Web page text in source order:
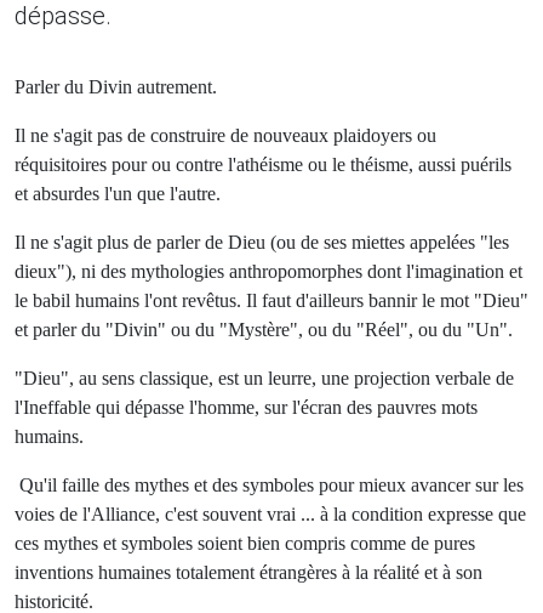
dépasse.
Parler du Divin autrement.
Il ne s'agit pas de construire de nouveaux plaidoyers ou
réquisitoires pour ou contre l'athéisme ou le théisme, aussi puérils
et absurdes l'un que l'autre.
Il ne s'agit plus de parler de Dieu (ou de ses miettes appelées "les
dieux"), ni des mythologies anthropomorphes dont l'imagination et
le babil humains l'ont revêtus. Il faut d'ailleurs bannir le mot "Dieu"
et parler du "Divin" ou du "Mystère", ou du "Réel", ou du "Un".
"Dieu", au sens classique, est un leurre, une projection verbale de
l'Ineffable qui dépasse l'homme, sur l'écran des pauvres mots
humains.
Qu'il faille des mythes et des symboles pour mieux avancer sur les
voies de l'Alliance, c'est souvent vrai ... à la condition expresse que
ces mythes et symboles soient bien compris comme de pures
inventions humaines totalement étrangères à la réalité et à son
historicité.